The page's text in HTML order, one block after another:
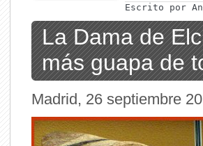
Escrito por
La Dama de
más guapa de
Madrid, 26 septiembre